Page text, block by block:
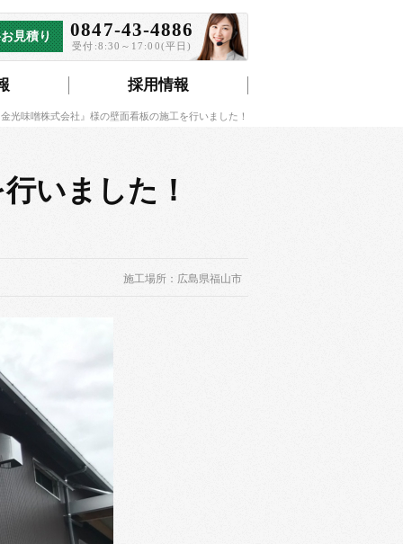
採用情報
0847-43-4886
受付:8:30～17:00(平日)
見積り
光味噌株式会社』様の壁面看板の施工を行いました！
いました！
施工場所：広島県福山市